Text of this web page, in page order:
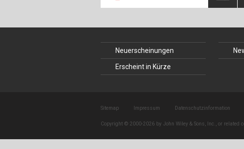
Neuerscheinungen
Erscheint in Kürze
Sitemap Impressum Datenschutzinformation
Copyright © 2000-2026 by John Wiley & Sons, Inc., or related